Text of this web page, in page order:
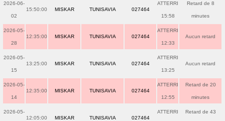
2026-06-
02
15:50:00 MISKAR TUNISAVIA 027464
ATTERRI
15:58
Retard de 8
minutes
2026-05-
28
12:35:00 MISKAR TUNISAVIA 027464
ATTERRI
12:33
Aucun retard
2026-05-
15
13:25:00 MISKAR TUNISAVIA 027464
ATTERRI
13:25
Aucun retard
2026-05-
14
12:35:00 MISKAR TUNISAVIA 027464
ATTERRI
12:55
Retard de 20
minutes
2026-05-
12:05:00 MISKAR TUNISAVIA 027464
ATTERRI Retard de 43